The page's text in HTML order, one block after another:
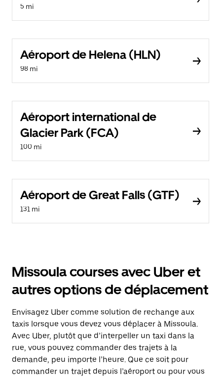
5 mi
Aéroport de Helena (HLN)
98 mi
Aéroport international de
Glacier Park (FCA)
100 mi
Aéroport de Great Falls (GTF)
131 mi
Missoula courses avec Uber et
autres options de déplacement
Envisagez Uber comme solution de rechange aux
taxis lorsque vous devez vous déplacer à Missoula.
Avec Uber, plutôt que d’interpeller un taxi dans la
rue, vous pouvez commander des trajets à la
demande, peu importe l’heure. Que ce soit pour
commander un trajet depuis l’aéroport ou pour vous